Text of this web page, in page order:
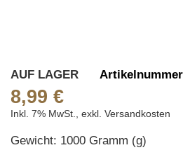
Skip
to
the
of
AUF LAGER Artikelnummer
8,99 €
Inkl. 7% MwSt., exkl. Versandkosten
Gewicht: 1000 Gramm (g)